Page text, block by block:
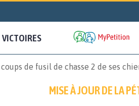
VICTOIRES
de fusil de chasse 2 de ses
MISE À JOUR DE LA